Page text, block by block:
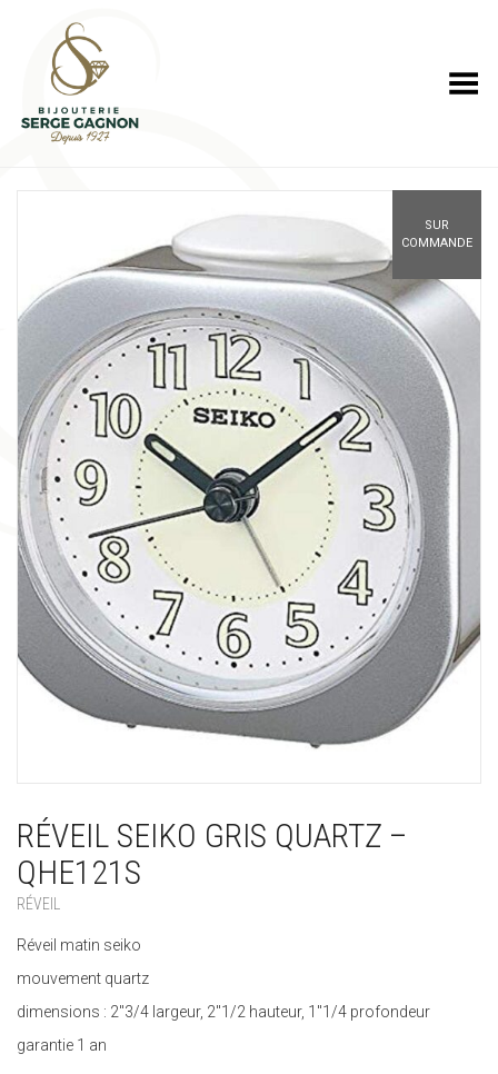
Toggle Menu
SUR
COMMANDE
RÉVEIL SEIKO GRIS QUARTZ –
QHE121S
RÉVEIL
Réveil matin seiko
mouvement quartz
dimensions : 2″3/4 largeur, 2″1/2 hauteur, 1″1/4 profondeur
garantie 1 an